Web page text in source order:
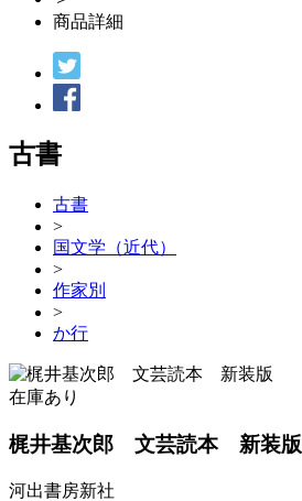
商品詳細
古書
古書
>
国文学（近代）
>
作家別
>
か行
在庫あり
梶井基次郎 文芸読本 新装版
河出書房新社